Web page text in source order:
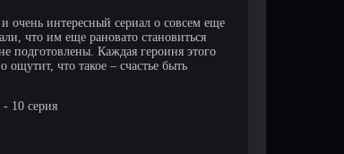
интересный сериал о совсем еще
что им еще рановато становиться
подготовлены. Каждая героиня этого
что такое – счастье быть
10 серия